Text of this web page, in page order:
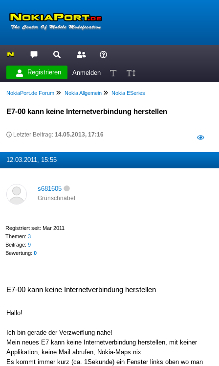
Registrieren Anmelden
NokiaPort.de Forum Nokia Allgemein Nokia ESeries
E7-00 kann keine Internetverbindung herstellen
Letzter Beitrag: 14.05.2013, 17:16
12.03.2011, 15:55
s681605
Grünschnabel
Registriert seit: Mar 2011
Themen: 3
Beiträge: 9
Bewertung: 0
E7-00 kann keine Internetverbindung herstellen
Hallo!
Ich bin gerade der Verzweiflung nahe!
Mein neues E7 kann keine Internetverbindung herstellen, mit keiner
Applikation, keine Mail abrufen, Nokia-Maps nix.
Es kommt immer kurz (ca. 1Sekunde) ein Fenster links oben wo man